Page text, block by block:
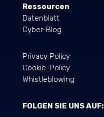
Ressourcen
Datenblatt
Cyber-Blog
Privacy Policy
Cookie-Policy
Whistleblowing
FOLGEN SIE UNS AUF: